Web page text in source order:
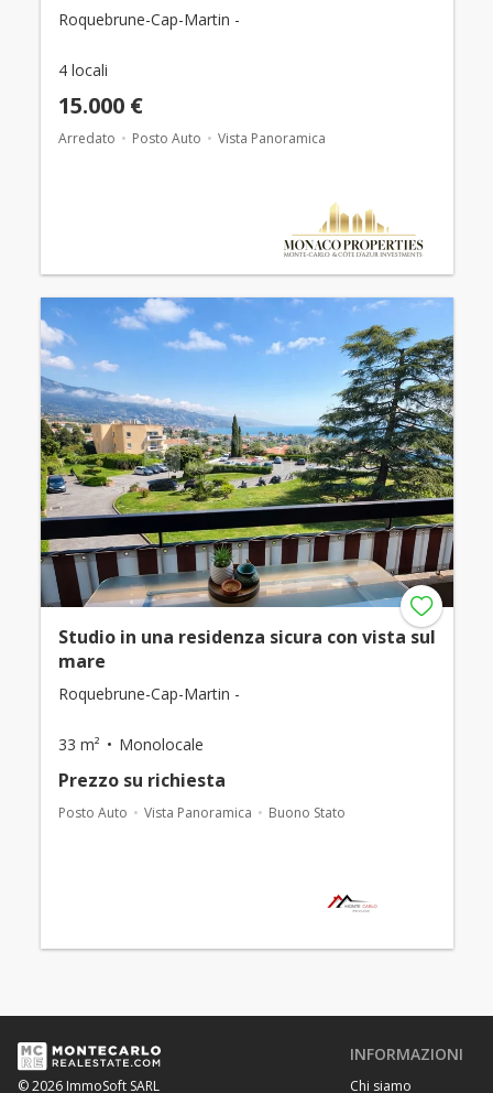
Roquebrune-Cap-Martin -
4 locali
15.000 €
Arredato Posto Auto Vista Panoramica
Studio in una residenza sicura con vista sul
mare
Roquebrune-Cap-Martin -
33 m² Monolocale
Prezzo su richiesta
Posto Auto Vista Panoramica Buono Stato
© 2026 ImmoSoft SARL
INFORMAZIONI
Chi siamo